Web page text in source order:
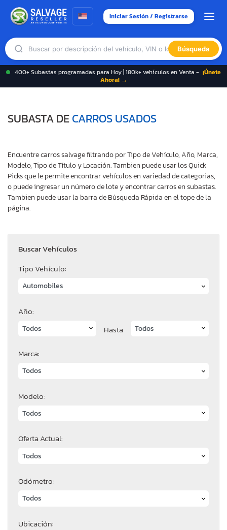
Iniciar Sesión / Registrarse
Búsqueda
400+ Subastas programadas para Hoy | 180k+ vehículos en Venta - ¡Únete
Ahora! →
SUBASTA DECARROS USADOS
Encuentre carros salvage filtrando por Tipo de Vehículo, Año, Marca,
Modelo, Tipo de Título y Locación. Tambien puede usar los Quick
Picks que le permite encontrar vehículos en variedad de categorias,
o puede ingresar un número de lote y encontrar carros en subastas.
Tambien puede usar la barra de Búsqueda Rápida en el tope de la
página.
Buscar Vehículos
Tipo Vehículo:
Año:
Hasta
Marca:
Modelo:
Oferta Actual:
Odómetro:
Ubicación: